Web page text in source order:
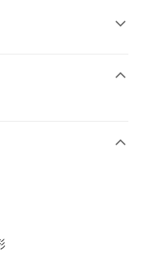
業銀行
際商業銀行